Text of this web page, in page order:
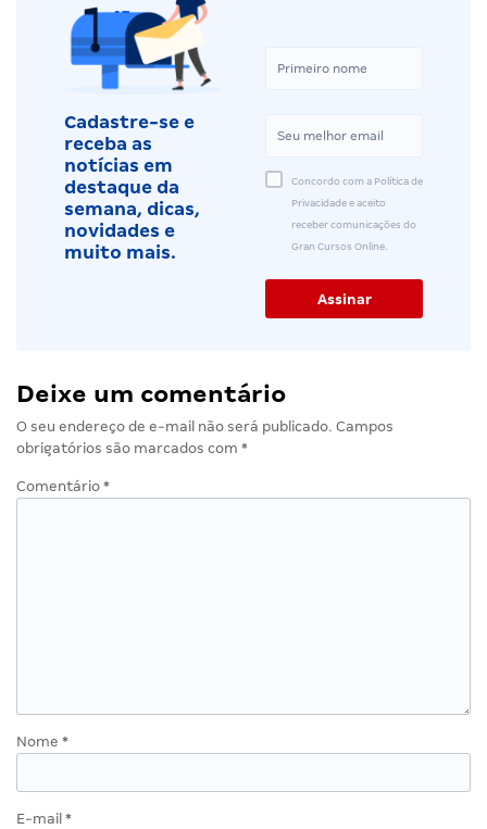
Cadastre-se e
receba as
notícias em
destaque da
semana, dicas,
novidades e
muito mais.
Concordo com a Política de
Privacidade e aceito
receber comunicações do
Gran Cursos Online.
Deixe um comentário
O seu endereço de e-mail não será publicado. Campos
obrigatórios são marcados com *
Comentário *
Nome *
E-mail *